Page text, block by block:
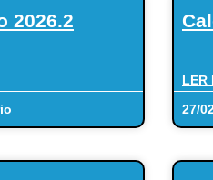
2026.2
LER
27/